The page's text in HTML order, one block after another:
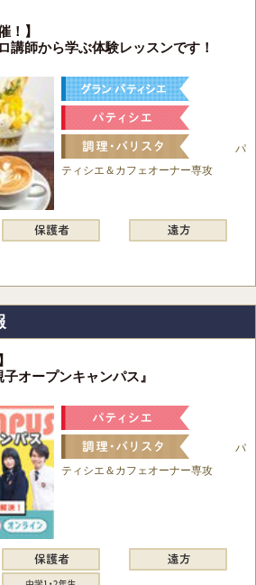
！】
講師から学ぶ体験レッスンです！
パ
ティシエ＆カフェオーナー専攻
オープンキャンパス』
パ
ティシエ＆カフェオーナー専攻